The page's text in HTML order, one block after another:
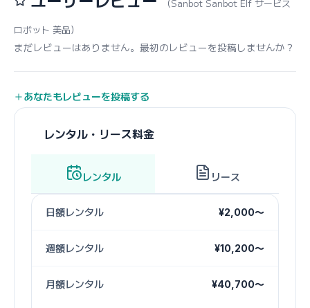
（Sanbot Sanbot Elf サービス
ロボット 美品）
まだレビューはありません。最初のレビューを投稿しませんか？
あなたもレビューを投稿する
レンタル・リース料金
レンタル リース
日額レンタル ¥2,000〜
週額レンタル ¥10,200〜
月額レンタル ¥40,700〜